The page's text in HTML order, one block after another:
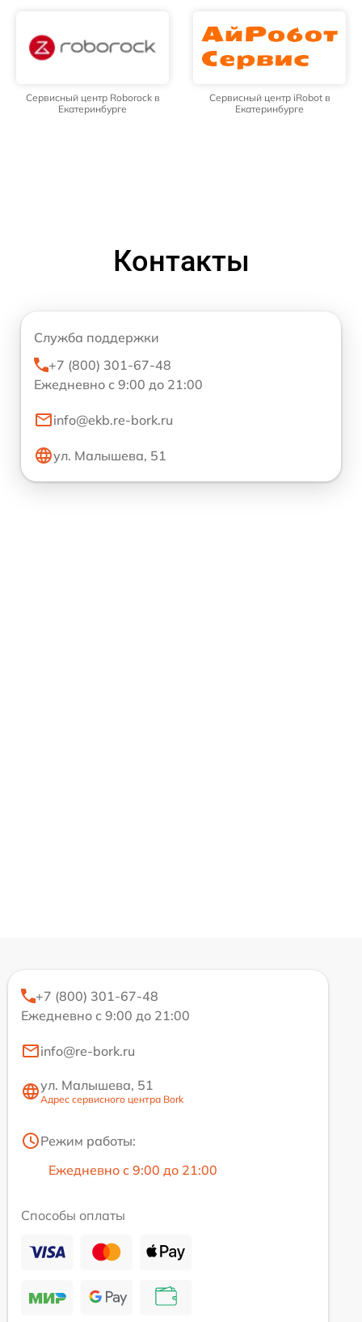
Сервисный центр Roborock в
Екатеринбурге
Сервисный центр iRobot в
Екатеринбурге
Контакты
Служба поддержки
+7 (800) 301-67-48
Ежедневно с 9:00 до 21:00
info@ekb.re-bork.ru
ул. Малышева, 51
+7 (800) 301-67-48
Ежедневно с 9:00 до 21:00
info@re-bork.ru
ул. Малышева, 51
Адрес сервисного центра Bork
Режим работы:
Ежедневно с 9:00 до 21:00
Способы оплаты